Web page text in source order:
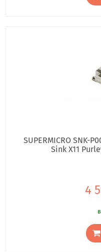
SUPERMICRO SNK-
Sink X11
4